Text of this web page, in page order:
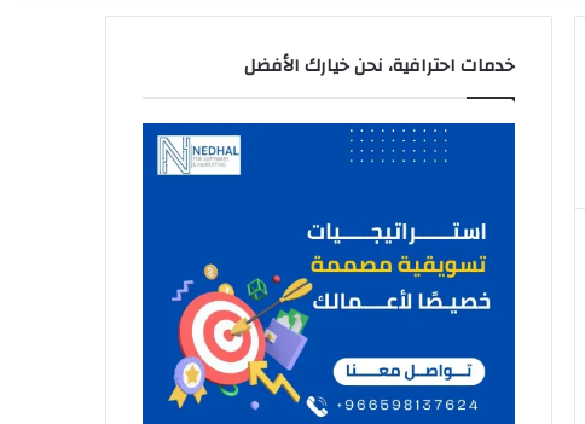
خدمات احترافية، نحن خيارك الأفضل